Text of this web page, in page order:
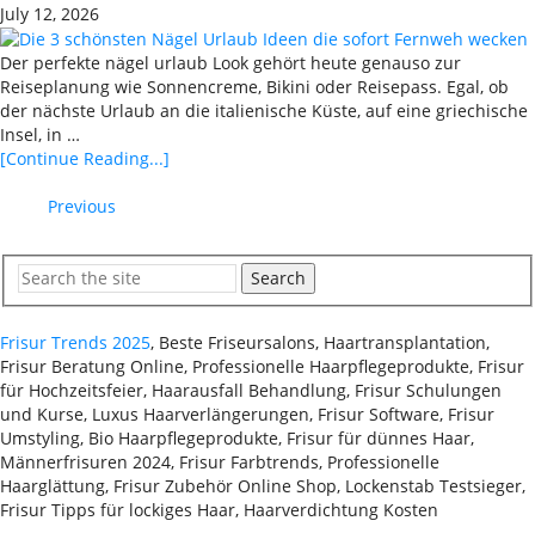
July 12, 2026
Der perfekte nägel urlaub Look gehört heute genauso zur
Reiseplanung wie Sonnencreme, Bikini oder Reisepass. Egal, ob
der nächste Urlaub an die italienische Küste, auf eine griechische
Insel, in …
[Continue Reading...]
Previous
Search
Frisur Trends 2025, Beste Friseursalons, Haartransplantation,
Frisur Beratung Online, Professionelle Haarpflegeprodukte, Frisur
für Hochzeitsfeier, Haarausfall Behandlung, Frisur Schulungen
und Kurse, Luxus Haarverlängerungen, Frisur Software, Frisur
Umstyling, Bio Haarpflegeprodukte, Frisur für dünnes Haar,
Männerfrisuren 2024, Frisur Farbtrends, Professionelle
Haarglättung, Frisur Zubehör Online Shop, Lockenstab Testsieger,
Frisur Tipps für lockiges Haar, Haarverdichtung Kosten